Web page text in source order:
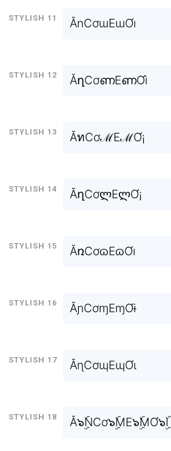
Stylish 11 ĂnCơɯEɯƠı
Stylish 12 ĂղCơണEണƠì
Stylish 13 ĂทCơℳEℳƠ¡
Stylish 14 ĂղCơლEლƠ¡
Stylish 15 ĂռCơɷEɷƠı
Stylish 16 ĂɲCơɱEɱƠɨ
Stylish 17 ĂɳCơɰEɰƠɩ
Stylish 18 Ă๖ۣۜNCơ๖ۣۜME๖ۣۜMƠ๖ۣۜI